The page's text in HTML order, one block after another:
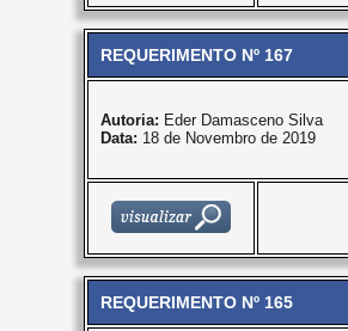
REQUERIMENTO Nº 167
Autoria: Eder Damasceno Silva
Data: 18 de Novembro de 2019
REQUERIMENTO Nº 165